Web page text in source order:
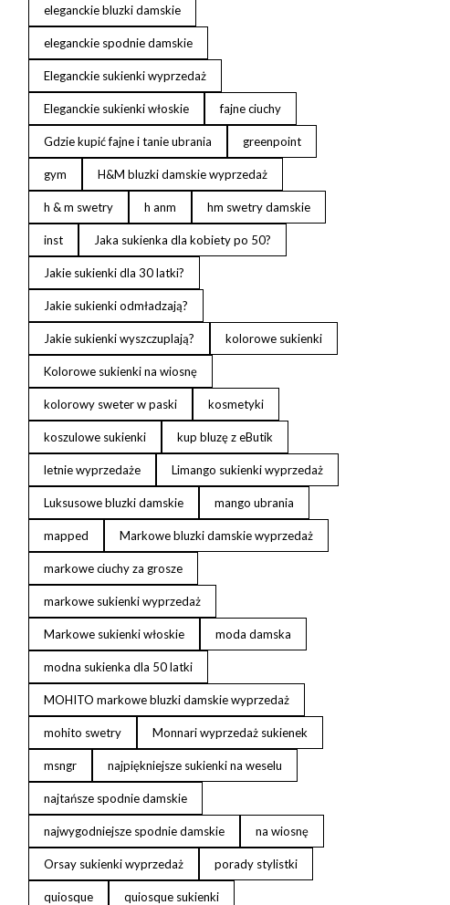
eleganckie bluzki damskie
eleganckie spodnie damskie
Eleganckie sukienki wyprzedaż
Eleganckie sukienki włoskie fajne ciuchy
Gdzie kupić fajne i tanie ubrania greenpoint
gym H&M bluzki damskie wyprzedaż
h & m swetry h anm hm swetry damskie
inst Jaka sukienka dla kobiety po 50?
Jakie sukienki dla 30 latki?
Jakie sukienki odmładzają?
Jakie sukienki wyszczuplają? kolorowe sukienki
Kolorowe sukienki na wiosnę
kolorowy sweter w paski kosmetyki
koszulowe sukienki kup bluzę z eButik
letnie wyprzedaże Limango sukienki wyprzedaż
Luksusowe bluzki damskie mango ubrania
mapped Markowe bluzki damskie wyprzedaż
markowe ciuchy za grosze
markowe sukienki wyprzedaż
Markowe sukienki włoskie moda damska
modna sukienka dla 50 latki
MOHITO markowe bluzki damskie wyprzedaż
mohito swetry Monnari wyprzedaż sukienek
msngr najpiękniejsze sukienki na weselu
najtańsze spodnie damskie
najwygodniejsze spodnie damskie na wiosnę
Orsay sukienki wyprzedaż porady stylistki
quiosque quiosque sukienki